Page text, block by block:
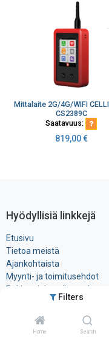
Filters
Home Search
CS2389C
Saatavuus:
819,00€
Hyödyllisiä linkkejä
Etusivu
Tietoa meistä
Ajankohtaista
Myynti- ja toimitusehdot
Rekisteri- ja ​evästeseloste
Ota yhteyttä